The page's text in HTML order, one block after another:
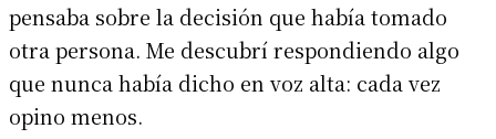
pensaba sobre la decisión que había tomado
otra persona. Me descubrí respondiendo algo
que nunca había dicho en voz alta: cada vez
opino menos.